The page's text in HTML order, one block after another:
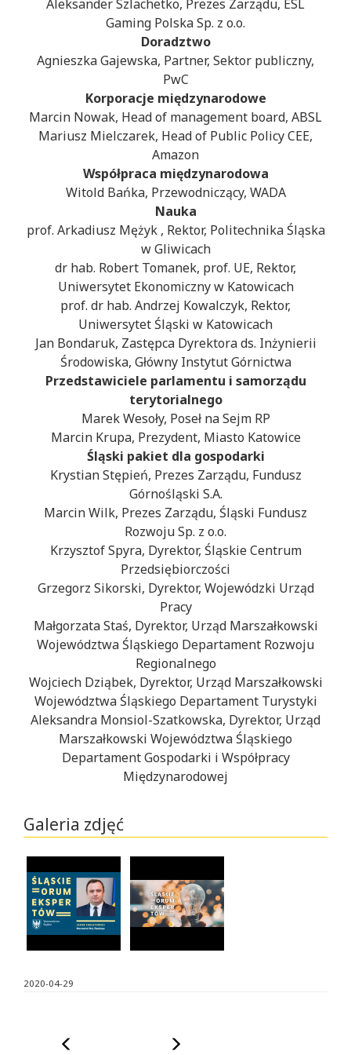
Aleksander Szlachetko, Prezes Zarządu, ESL
Gaming Polska Sp. z o.o.
Doradztwo
Agnieszka Gajewska, Partner, Sektor publiczny,
PwC
Korporacje międzynarodowe
Marcin Nowak, Head of management board, ABSL
Mariusz Mielczarek, Head of Public Policy CEE,
Amazon
Współpraca międzynarodowa
Witold Bańka, Przewodniczący, WADA
Nauka
prof. Arkadiusz Mężyk , Rektor, Politechnika Śląska
w Gliwicach
dr hab. Robert Tomanek, prof. UE, Rektor,
Uniwersytet Ekonomiczny w Katowicach
prof. dr hab. Andrzej Kowalczyk, Rektor,
Uniwersytet Śląski w Katowicach
Jan Bondaruk, Zastępca Dyrektora ds. Inżynierii
Środowiska, Główny Instytut Górnictwa
Przedstawiciele parlamentu i samorządu
terytorialnego
Marek Wesoły, Poseł na Sejm RP
Marcin Krupa, Prezydent, Miasto Katowice
Śląski pakiet dla gospodarki
Krystian Stępień, Prezes Zarządu, Fundusz
Górnośląski S.A.
Marcin Wilk, Prezes Zarządu, Śląski Fundusz
Rozwoju Sp. z o.o.
Krzysztof Spyra, Dyrektor, Śląskie Centrum
Przedsiębiorczości
Grzegorz Sikorski, Dyrektor, Wojewódzki Urząd
Pracy
Małgorzata Staś, Dyrektor, Urząd Marszałkowski
Województwa Śląskiego Departament Rozwoju
Regionalnego
Wojciech Dziąbek, Dyrektor, Urząd Marszałkowski
Województwa Śląskiego Departament Turystyki
Aleksandra Monsiol-Szatkowska, Dyrektor, Urząd
Marszałkowski Województwa Śląskiego
Departament Gospodarki i Współpracy
Międzynarodowej
Galeria zdjęć
Po
kliknięciu
na
obrazku
zostanie
otwarte
wersją
After
clicking
on
the
image
a
2020-04-29